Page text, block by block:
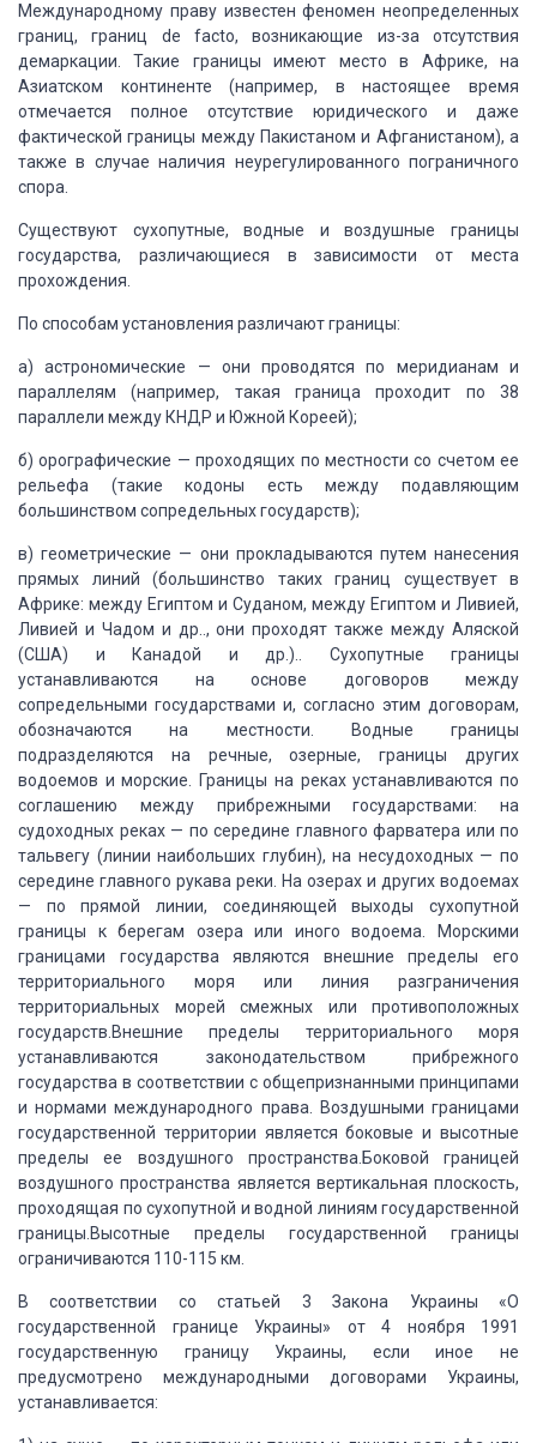
Международному правуизвестен феномен неопределенных
границ, границ de facto, возникающие из-за отсутствия
демаркации.
Такие границы имеют место в Африке, на
Азиатском континенте (например, в настоящее время
отмечается полное отсутствие юридического и даже
фактической границы между Пакистаном и Афганистаном), а
также в случае наличия неурегулированного пограничного
спора.
Существуют сухопутные, водные и воздушные границы
государства, различающиеся в зависимости от места
прохождения.
По способам установления различают границы:
а) астрономические — они проводятся по меридианам и
параллелям (например, такая граница проходит по 38
параллели между КНДР и Южной Кореей);
б) орографические — проходящих по местности со счетом ее
рельефа (такие кодоны есть между подавляющим
большинством сопредельных государств);
в) геометрические — они прокладываются путем нанесения
прямых линий (большинство таких границ существуетв
Африке: между Египтом и Суданом, между Египтом и Ливией,
Ливией и Чадом и др.., они проходят также между Аляской
(США) и Канадой и др.)..
Сухопутные границы
устанавливаются на основе договоров между
сопредельными государствами и, согласно этим договорам,
обозначаются на местности.
Водные границы
подразделяются на речные, озерные, границы других
водоемов и морские.
Границы на реках устанавливаются по
соглашению между прибрежными государствами: на
судоходных реках — по середине главного фарватера или по
тальвегу (линии наибольших глубин), на несудоходных — по
середине главного рукава реки.
На озерах и других водоемах
— по прямой линии, соединяющей выходы сухопутной
границы к берегам озера или иного водоема.
Морскими
границами государства являются внешние пределы его
территориального моря или линия разграничения
территориальных морей смежных или противоположных
государств. Внешние пределы территориального моря
устанавливаются законодательством прибрежного
государства в соответствии с общепризнанными принципами
и нормами международного права.
Воздушными границами
государственной территории является боковые и высотные
пределы ее воздушного пространства.Боковой границей
воздушного пространства является вертикальная плоскость,
проходящая по сухопутной и водной линиям государственной
границы.Высотные пределы государственной границы
ограничиваются 110-115 км.
В соответствии со статьей 3 Закона Украины «О
государственной границе Украины» от 4 ноября 1991
государственную границу Украины, если иное не
предусмотрено международными договорами Украины,
устанавливается: